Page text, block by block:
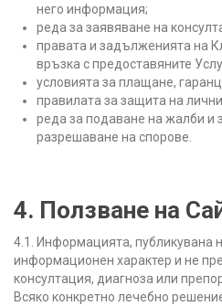
него информация;
реда за заявяване на
правата и задълженията на
връзка с предоставяните
условията за плащане,
правилата за защита на
реда за подаване на жалби и
разрешаване на спорове.
4. Ползване на
4.1. Информацията, публикувана
информационен характер и не
консултация, диагноза или
Всяко конкретно лечебно